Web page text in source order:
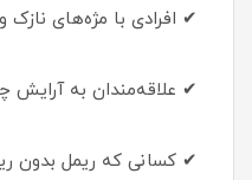
✔ افرادی با مژه‌های
✔ علاقه‌مندان به آرایش
✔ کسانی که ریمل بدون